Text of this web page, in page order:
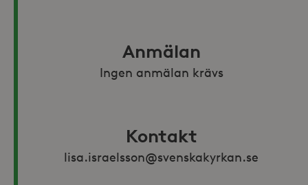
Anmälan
Ingen anmälan krävs
Kontakt
lisa.israelsson@svenskakyrkan.se